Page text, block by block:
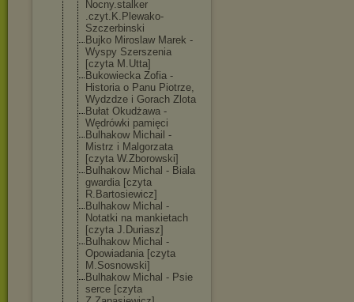
Nocny.stalker
.czyt.K.Plewako-
Szczerbinski
Bujko Miroslaw Marek -
Wyspy Szerszenia
[czyta M.Utta]
Bukowiecka Zofia -
Historia o Panu Piotrze,
Wydzdze i Gorach Zlota
Bułat Okudżawa -
Wędrówki pamięci
Bulhakow Michail -
Mistrz i Malgorzata
[czyta W.Zborowski]
Bulhakow Michal - Biala
gwardia [czyta
R.Bartosiewicz]
Bulhakow Michal -
Notatki na mankietach
[czyta J.Duriasz]
Bulhakow Michal -
Opowiadania [czyta
M.Sosnowski]
Bulhakow Michal - Psie
serce [czyta